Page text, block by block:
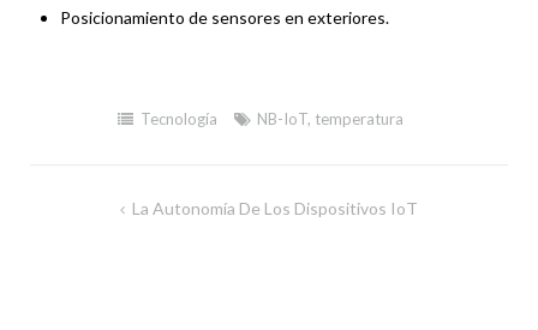
Posicionamiento de sensores en exteriores.
Tecnología NB-IoT, temperatura
La Autonomía De Los Dispositivos IoT